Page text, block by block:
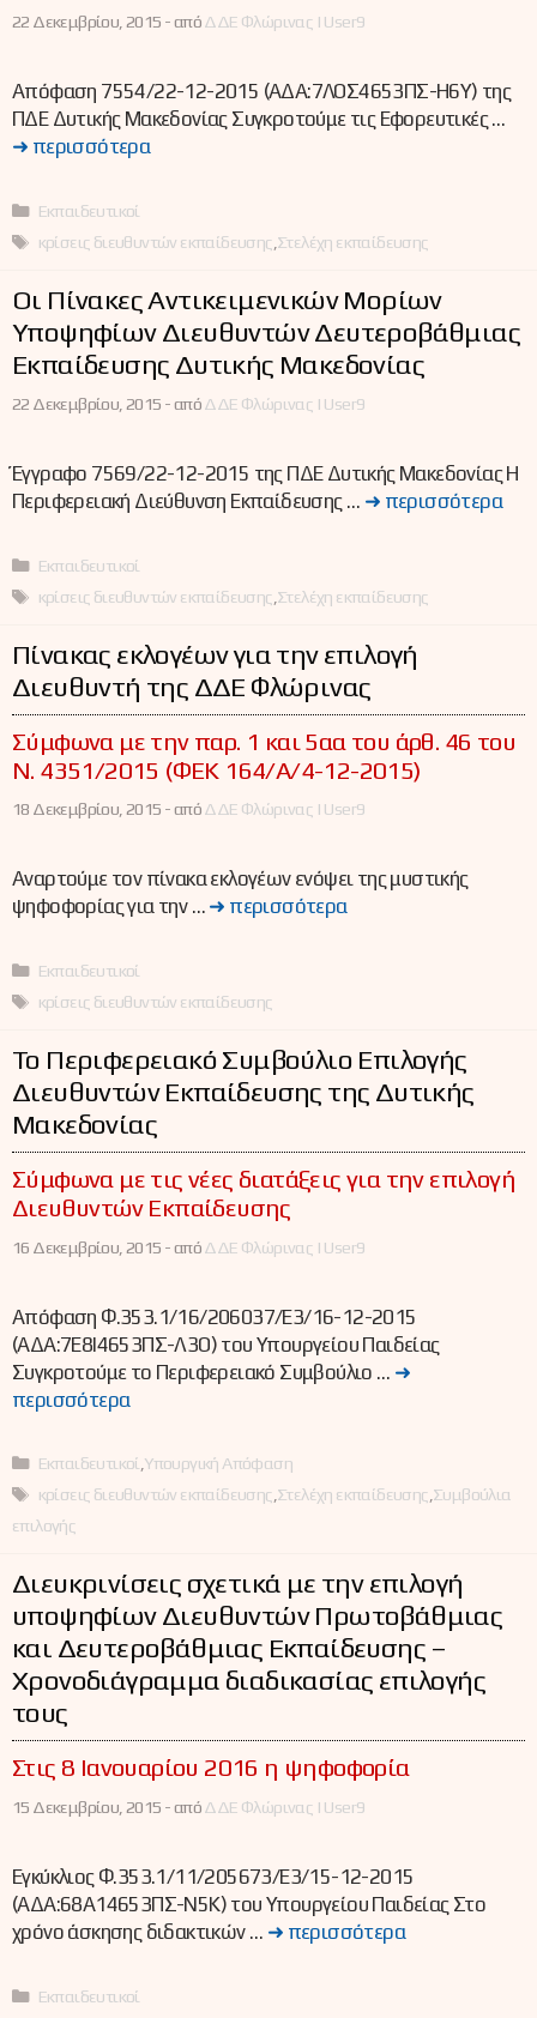
22 Δεκεμβρίου, 2015 -απόΔΔΕ Φλώρινας | User9
Απόφαση 7554/22-12-2015 (ΑΔΑ:7ΛΟΣ4653ΠΣ-Η6Υ) της
ΠΔΕ Δυτικής Μακεδονίας Συγκροτούμε τις Εφορευτικές …
➜ περισσότερα
Κατηγορίες
Εκπαιδευτικοί
Ετικέτες
κρίσεις διευθυντών εκπαίδευσης Στελέχη εκπαίδευσης
Οι Πίνακες Αντικειμενικών Μορίων
Υποψηφίων Διευθυντών Δευτεροβάθμιας
Εκπαίδευσης Δυτικής Μακεδονίας
22 Δεκεμβρίου, 2015 -απόΔΔΕ Φλώρινας | User9
Έγγραφο 7569/22-12-2015 της ΠΔΕ Δυτικής Μακεδονίας Η
Περιφερειακή Διεύθυνση Εκπαίδευσης … ➜ περισσότερα
Κατηγορίες
Εκπαιδευτικοί
Ετικέτες
κρίσεις διευθυντών εκπαίδευσης Στελέχη εκπαίδευσης
Πίνακας εκλογέων για την επιλογή
Διευθυντή της ΔΔΕ Φλώρινας
Σύμφωνα με την παρ. 1 και 5αα του άρθ. 46 του
Ν. 4351/2015 (ΦΕΚ 164/Α/4-12-2015)
18 Δεκεμβρίου, 2015 -απόΔΔΕ Φλώρινας | User9
Αναρτούμε τον πίνακα εκλογέων ενόψει της μυστικής
ψηφοφορίας για την … ➜ περισσότερα
Κατηγορίες
Εκπαιδευτικοί
Ετικέτες
κρίσεις διευθυντών εκπαίδευσης
Το Περιφερειακό Συμβούλιο Επιλογής
Διευθυντών Εκπαίδευσης της Δυτικής
Μακεδονίας
Σύμφωνα με τις νέες διατάξεις για την επιλογή
Διευθυντών Εκπαίδευσης
16 Δεκεμβρίου, 2015 -απόΔΔΕ Φλώρινας | User9
Απόφαση Φ.353.1/16/206037/E3/16-12-2015
(ΑΔΑ:7Ε8Ι4653ΠΣ-Λ3Ο) του Υπουργείου Παιδείας
Συγκροτούμε το Περιφερειακό Συμβούλιο … ➜
περισσότερα
Κατηγορίες
Εκπαιδευτικοί,Υπουργική Απόφαση
Ετικέτες
κρίσεις διευθυντών εκπαίδευσης,Στελέχη εκπαίδευσης,Συμβούλια
επιλογής
Διευκρινίσεις σχετικά με την επιλογή
υποψηφίων Διευθυντών Πρωτοβάθμιας
και Δευτεροβάθμιας Εκπαίδευσης –
Χρονοδιάγραμμα διαδικασίας επιλογής
τους
Στις 8 Ιανουαρίου 2016 η ψηφοφορία
15 Δεκεμβρίου, 2015 -απόΔΔΕ Φλώρινας | User9
Εγκύκλιος Φ.353.1/11/205673/E3/15-12-2015
(ΑΔΑ:68Α14653ΠΣ-Ν5Κ) του Υπουργείου Παιδείας Στο
χρόνο άσκησης διδακτικών … ➜ περισσότερα
Κατηγορίες
Εκπαιδευτικοί